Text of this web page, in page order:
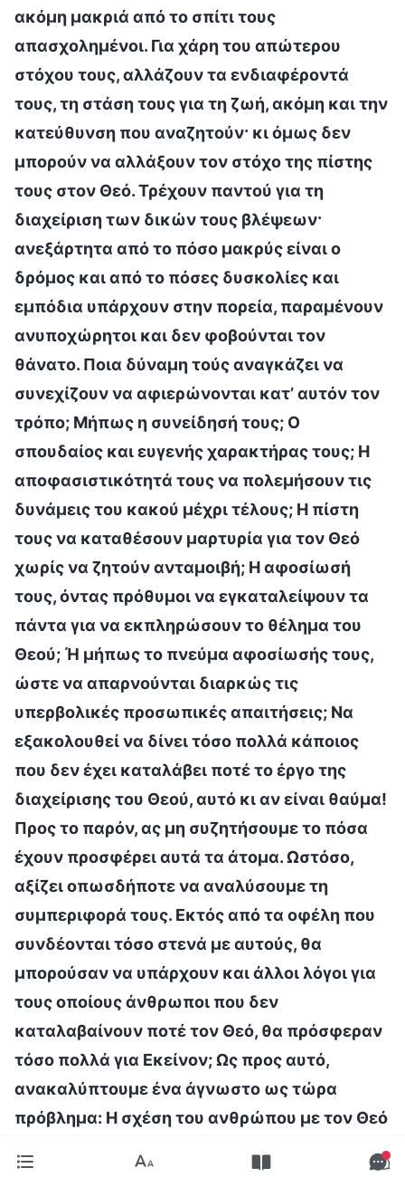
ακόμη μακριά από το σπίτι τους
απασχολημένοι. Για χάρη του απώτερου
στόχου τους, αλλάζουν τα ενδιαφέροντά
τους, τη στάση τους για τη ζωή, ακόμη και την
κατεύθυνση που αναζητούν· κι όμως δεν
μπορούν να αλλάξουν τον στόχο της πίστης
τους στον Θεό. Τρέχουν παντού για τη
διαχείριση των δικών τους βλέψεων·
ανεξάρτητα από το πόσο μακρύς είναι ο
δρόμος και από το πόσες δυσκολίες και
εμπόδια υπάρχουν στην πορεία, παραμένουν
ανυποχώρητοι και δεν φοβούνται τον
θάνατο. Ποια δύναμη τούς αναγκάζει να
συνεχίζουν να αφιερώνονται κατ’ αυτόν τον
τρόπο; Μήπως η συνείδησή τους; Ο
σπουδαίος και ευγενής χαρακτήρας τους; Η
αποφασιστικότητά τους να πολεμήσουν τις
δυνάμεις του κακού μέχρι τέλους; Η πίστη
τους να καταθέσουν μαρτυρία για τον Θεό
χωρίς να ζητούν ανταμοιβή; Η αφοσίωσή
τους, όντας πρόθυμοι να εγκαταλείψουν τα
πάντα για να εκπληρώσουν το θέλημα του
Θεού; Ή μήπως το πνεύμα αφοσίωσής τους,
ώστε να απαρνούνται διαρκώς τις
υπερβολικές προσωπικές απαιτήσεις; Να
εξακολουθεί να δίνει τόσο πολλά κάποιος
που δεν έχει καταλάβει ποτέ το έργο της
διαχείρισης του Θεού, αυτό κι αν είναι θαύμα!
Προς το παρόν, ας μη συζητήσουμε το πόσα
έχουν προσφέρει αυτά τα άτομα. Ωστόσο,
αξίζει οπωσδήποτε να αναλύσουμε τη
συμπεριφορά τους. Εκτός από τα οφέλη που
συνδέονται τόσο στενά με αυτούς, θα
μπορούσαν να υπάρχουν και άλλοι λόγοι για
τους οποίους άνθρωποι που δεν
καταλαβαίνουν ποτέ τον Θεό, θα πρόσφεραν
τόσο πολλά για Εκείνον; Ως προς αυτό,
ανακαλύπτουμε ένα άγνωστο ως τώρα
πρόβλημα: Η σχέση του ανθρώπου με τον Θεό
ιδιοτέλειας. Είναι σχέση μεταξύ κάποιου που